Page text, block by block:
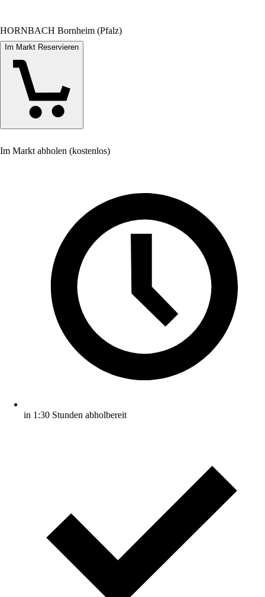
HORNBACH Bornheim (Pfalz)
Im Markt Reservieren
Im Markt abholen (kostenlos)
in 1:30 Stunden abholbereit